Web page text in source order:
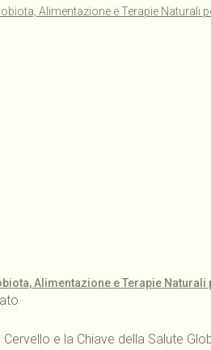
Alimentazione e Terapie
Cervello e la Chiave della Salute